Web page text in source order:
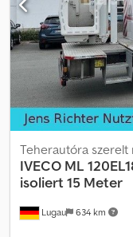
Lugau 634 km
Teherautóra szerelt
IVECO ML
isoliert 15 Meter